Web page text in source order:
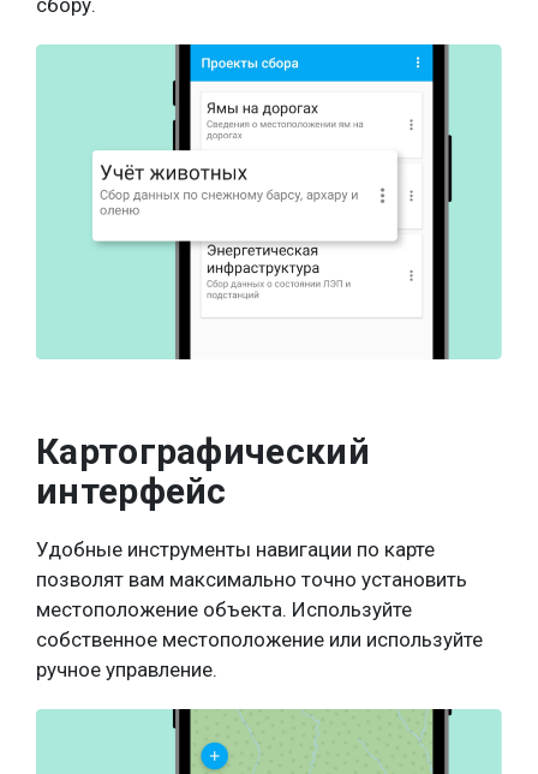
сбору.
Картографический
интерфейс
Удобные инструменты навигации по карте
позволят вам максимально точно установить
местоположение объекта. Используйте
собственное местоположение или используйте
ручное управление.